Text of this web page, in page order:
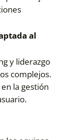
al
y liderazgo
complejos.
la gestión